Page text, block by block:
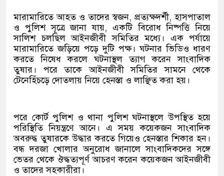
মারামারিতে আহত ও তাদের স্বজন, প্রত্যক্ষদর্শী, হাসপাতাল
ও পুলিশ সূত্রে জানা যায়, একটি বিরোধ নিষ্পত্তি নিয়ে
সালিশ চলছিল আইনজীবী সমিতির মধ্যে। এক পর্যায়ে
মারামারিতে জড়িয়ে পড়ে দুটি পক্ষ। ঘটনার ভিডিও ধারণ
করতে নিষেধ করলে ঘটনাস্থল ত্যাগ করেন সাংবাদিক
তুষার। পরে তাকে আইনজীবী সমিতির সামনে থেকে
টেনেহিঁচড়ে দোতলায় নিয়ে হেনস্তা ও লাঞ্ছিত করা হয়।
পরে কোর্ট পুলিশ ও থানা পুলিশ ঘটনাস্থলে উপস্থিত হয়ে
পরিস্থিতি নিয়ন্ত্রণে আনে। এ সময় কয়েকজন সাংবাদিক
অবরুদ্ধ তুষারকে উদ্ধার করতে গিয়েও হেনস্তার শিকার হন।
বন্ধ দরজা খোলার অনুরোধ জানালে সাংবাদিকদের সঙ্গে
ভেতর থেকে ঔদ্ধত্যপূর্ণ আচরণ করেন কয়েকজন আইনজীবী
ও তাদের সহকারীরা।